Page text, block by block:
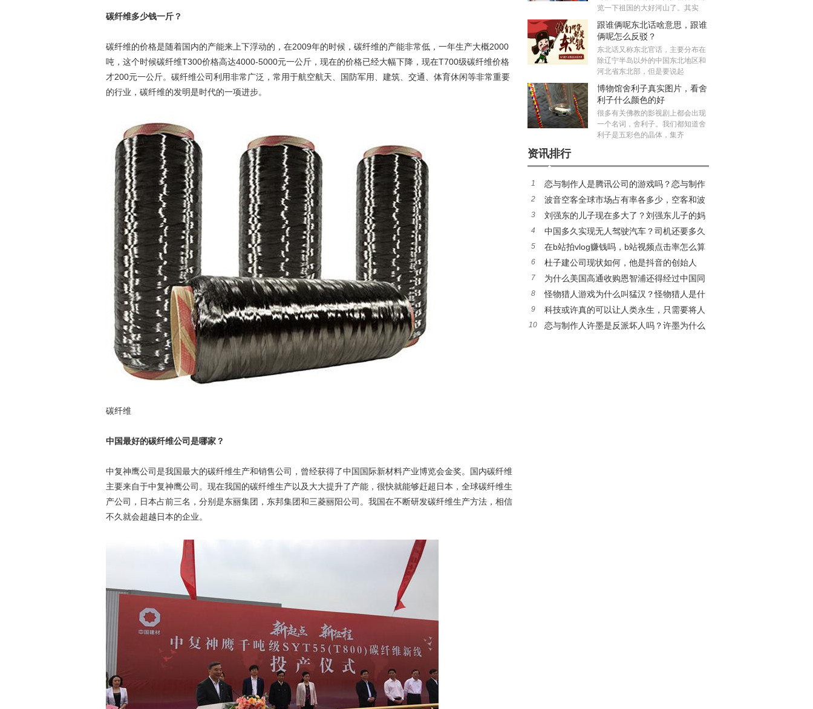
碳纤维多少钱一斤？
碳纤维的价格是随着国内的产能来上下浮动的，在2009年的时候，碳纤维的产能非常低，一年生产大概2000
吨，这个时候碳纤维T300价格高达4000-5000元一公斤，现在的价格已经大幅下降，现在T700级碳纤维价格
才200元一公斤。碳纤维公司利用非常广泛，常用于航空航天、国防军用、建筑、交通、体育休闲等非常重要
的行业，碳纤维的发明是时代的一项进步。
碳纤维
中国最好的碳纤维公司是哪家？
中复神鹰公司是我国最大的碳纤维生产和销售公司，曾经获得了中国国际新材料产业博览会金奖。国内碳纤维
主要来自于中复神鹰公司。现在我国的碳纤维生产以及大大提升了产能，很快就能够赶超日本，全球碳纤维生
产公司，日本占前三名，分别是东丽集团，东邦集团和三菱丽阳公司。我国在不断研发碳纤维生产方法，相信
不久就会超越日本的企业。
览一下祖国的大好河山了。其实
跟谁俩呢东北话啥意思，跟谁
俩呢怎么反驳？
东北话又称东北官话，主要分布在
除辽宁半岛以外的中国东北地区和
河北省东北部，但是要说起
博物馆舍利子真实图片，看舍
利子什么颜色的好
很多有关佛教的影视剧上都会出现
一个名词，舍利子。我们都知道舍
利子是五彩色的晶体，集齐
资讯排行
1
恋与制作人是腾讯公司的游戏吗？恋与制作
人加不了好友咋回事
2
波音空客全球市场占有率各多少，空客和波
音的乘坐感受哪个好？
3
刘强东的儿子现在多大了？刘强东儿子的妈
妈是龚晓京吗
4
中国多久实现无人驾驶汽车？司机还要多久
被无人驾驶取代
5
在b站拍vlog赚钱吗，b站视频点击率怎么算
钱？
6
杜子建公司现状如何，他是抖音的创始人
吗？
7
为什么美国高通收购恩智浦还得经过中国同
意才行？通俗一点说给你听
8
怪物猎人游戏为什么叫猛汉？怪物猎人是什
么类型的游戏
9
科技或许真的可以让人类永生，只需要将人
类的思考方式和记忆转移即可！
10
恋与制作人许墨是反派坏人吗？许墨为什么